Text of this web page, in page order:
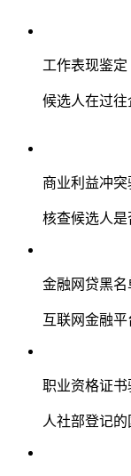
工作表现鉴定
候选人在过
商业利益冲突
核查候选人
金融网贷黑名
互联网金融
职业资格证书
人社部登记